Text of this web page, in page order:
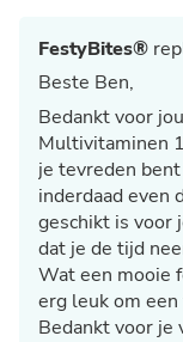
FestyBites®
Beste Ben,
Bedankt voor
Multivitaminen
je tevreden
inderdaad even
geschikt is voor
dat je de tijd
Wat een mooie
erg leuk om
Bedankt voor je